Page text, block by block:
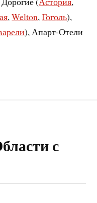
,Welton,Гоголь),
), Апарт-Отели
с